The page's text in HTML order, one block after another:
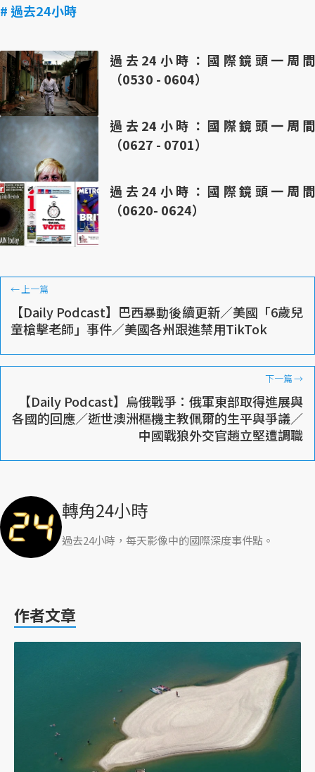
# 過去24小時
過去24小時：國際鏡頭一周間
（0530 - 0604）
過去24小時：國際鏡頭一周間
（0627 - 0701）
過去24小時：國際鏡頭一周間
（0620- 0624）
←上一篇
【Daily Podcast】巴西暴動後續更新／美國「6歲兒
童槍擊老師」事件／美國各州跟進禁用TikTok
下一篇→
【Daily Podcast】烏俄戰爭：俄軍東部取得進展與
各國的回應／逝世澳洲樞機主教佩爾的生平與爭議／
中國戰狼外交官趙立堅遭調職
轉角24小時
過去24小時，每天影像中的國際深度事件點。
作者文章